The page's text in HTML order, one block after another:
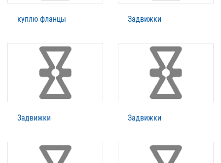
куплю фланцы Задвижки
Задвижки Задвижки